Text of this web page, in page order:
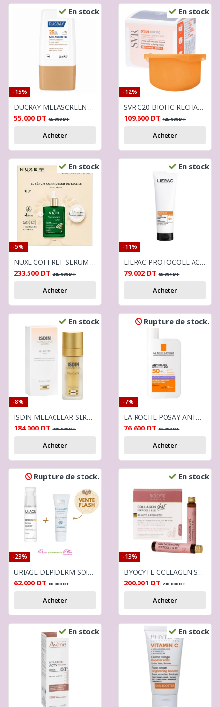
En stock
-15%
DUCRAY MELASCREEN FLUIDE TEINTÉ SPF50+ 30ML
55.000 DT 65.000DT
Acheter
En stock
-12%
SVR C20 BIOTIC RECHARGE 50ML
109.600 DT 125.000DT
Acheter
En stock
-5%
NUXE COFFRET SERUM CORRECTEUR DES TACHES 30ML + BRACELET EN PERLE OFFERT
233.500 DT 245.000DT
Acheter
En stock
-11%
LIERAC PROTOCOLE ACLAT - LE MASQUE PEELING 75ML
79.002 DT 89.001DT
Acheter
En stock
-8%
ISDIN MELACLEAR SERUM 30 ML
184.000 DT 200.000DT
Acheter
Rupture de stock.
-7%
LA ROCHE POSAY ANTHELIOS ANTI TACHES 50+
76.600 DT 82.000DT
Acheter
Rupture de stock.
-23%
URIAGE DEPIDERM SOIN DE JOUR ANTI TACHE SPF50+30ML + CYTOLNAT CYTOLIGHT GEL 30ML
62.000 DT 80.000DT
Acheter
En stock
-13%
BYOCYTE COLLAGEN SHOT SOL BUV ANTI AGE 10 FLS
200.001 DT 230.000DT
Acheter
En stock En stock